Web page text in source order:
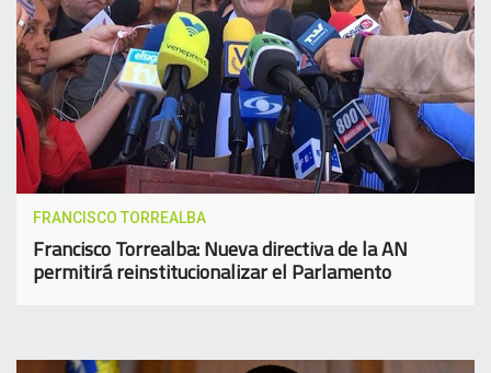
FRANCISCO TORREALBA
Francisco Torrealba: Nueva directiva de la AN
permitirá reinstitucionalizar el Parlamento